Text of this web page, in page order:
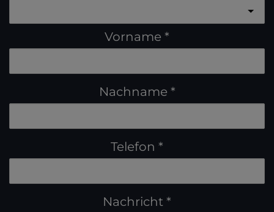
Vorname
Nachname
Telefon
Nachricht